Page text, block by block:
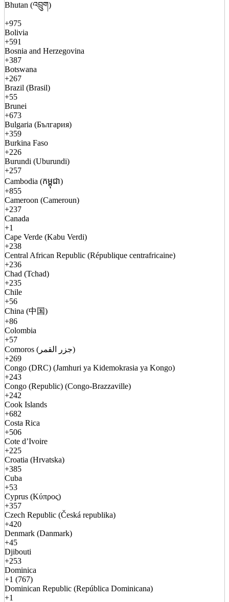
Bhutan (འབྲུག)
+975
Bolivia
+591
Bosnia and Herzegovina
+387
Botswana
+267
Brazil (Brasil)
+55
Brunei
+673
Bulgaria (България)
+359
Burkina Faso
+226
Burundi (Uburundi)
+257
Cambodia (កម្ពុជា)
+855
Cameroon (Cameroun)
+237
Canada
+1
Cape Verde (Kabu Verdi)
+238
Central African Republic (République centrafricaine)
+236
Chad (Tchad)
+235
Chile
+56
China (中国)
+86
Colombia
+57
Comoros (جزر القمر)
+269
Congo (DRC) (Jamhuri ya Kidemokrasia ya Kongo)
+243
Congo (Republic) (Congo-Brazzaville)
+242
Cook Islands
+682
Costa Rica
+506
Cote d’Ivoire
+225
Croatia (Hrvatska)
+385
Cuba
+53
Cyprus (Κύπρος)
+357
Czech Republic (Česká republika)
+420
Denmark (Danmark)
+45
Djibouti
+253
Dominica
+1 (767)
Dominican Republic (República Dominicana)
+1